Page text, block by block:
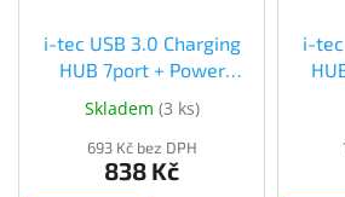
i-tec USB 3.0 Charging
HUB 7port + Power
Adapter 36W
(U3CHARGEHUB7)
Skladem (3 ks)
693 Kč bez DPH
838 Kč
i-tec